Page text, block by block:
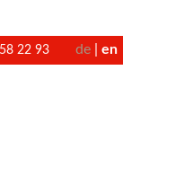
22 93 de en